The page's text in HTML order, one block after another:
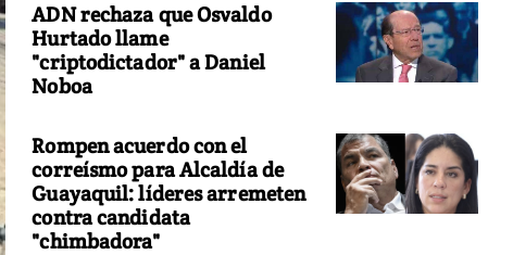
ADN rechaza que Osvaldo
Hurtado llame
"criptodictador" a Daniel
Noboa
Rompen acuerdo con el
correísmo para Alcaldía de
Guayaquil: líderes arremeten
contra candidata
"chimbadora"